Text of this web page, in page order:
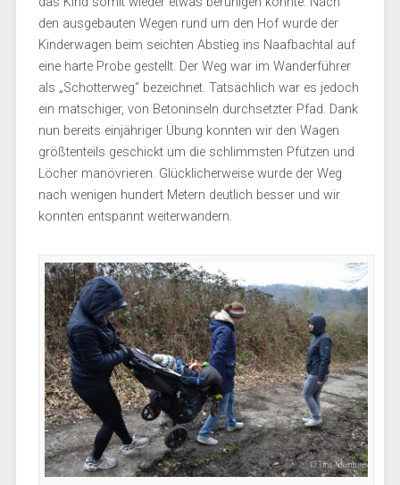
den ausgebauten Wegen rund um den Hof wurde der
Kinderwagen beim seichten Abstieg ins Naafbachtal auf
eine harte Probe gestellt. Der Weg war im Wanderführer
als „Schotterweg“ bezeichnet. Tatsächlich war es jedoch
ein matschiger, von Betoninseln durchsetzter Pfad. Dank
nun bereits einjähriger Übung konnten wir den Wagen
größtenteils geschickt um die schlimmsten Pfützen und
Löcher manövrieren. Glücklicherweise wurde der Weg
nach wenigen hundert Metern deutlich besser und wir
konnten entspannt weiterwandern.